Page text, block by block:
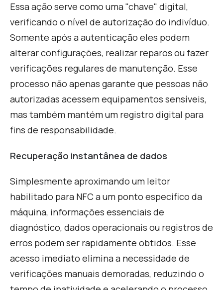
Essa ação serve como uma "chave" digital,
verificando o nível de autorização do indivíduo.
Somente após a autenticação eles podem
alterar configurações, realizar reparos ou fazer
verificações regulares de manutenção. Esse
processo não apenas garante que pessoas não
autorizadas acessem equipamentos sensíveis,
mas também mantém um registro digital para
fins de responsabilidade.
Recuperação instantânea de dados
Simplesmente aproximando um leitor
habilitado para NFC a um ponto específico da
máquina, informações essenciais de
diagnóstico, dados operacionais ou registros de
erros podem ser rapidamente obtidos. Esse
acesso imediato elimina a necessidade de
verificações manuais demoradas, reduzindo o